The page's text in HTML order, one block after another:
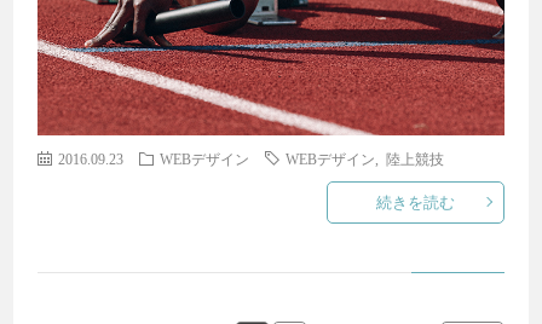
2016.09.23 WEBデザイン WEBデザイン ,陸上競技
続きを読む